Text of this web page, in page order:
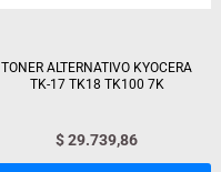
TONER ALTERNATIVO KYOCERA
TK-17 TK18 TK100 7K
$29.739,86